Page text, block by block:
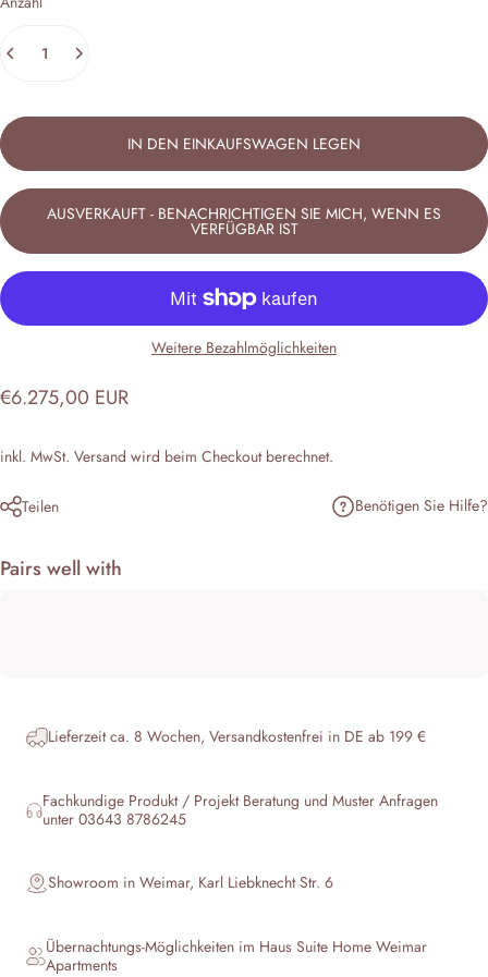
IN DEN EINKAUFSWAGEN LEGEN
AUSVERKAUFT - BENACHRICHTIGEN SIE MICH, WENN ES
VERFÜGBAR IST
Weitere Bezahlmöglichkeiten
€6.275,00 EUR
inkl. MwSt. Versand wird beim Checkout berechnet.
Teilen Benötigen Sie Hilfe?
Pairs well with
Lieferzeit ca. 8 Wochen, Versandkostenfrei in DE ab 199 €
Fachkundige Produkt / Projekt Beratung und Muster Anfragen
unter 03643 8786245
Showroom in Weimar, Karl Liebknecht Str. 6
Übernachtungs-Möglichkeiten im HausSuite Home Weimar
Apartments